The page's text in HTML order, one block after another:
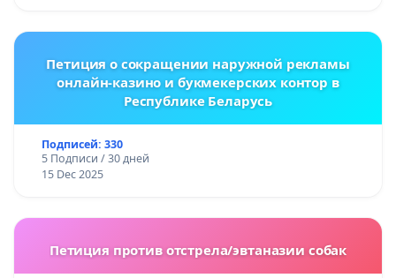
Петиция о сокращении наружной рекламы
онлайн-казино и букмекерских контор в
Республике Беларусь
Подписей: 330
5 Подписи / 30 дней
15 Dec 2025
Петиция против отстрела/эвтаназии собак